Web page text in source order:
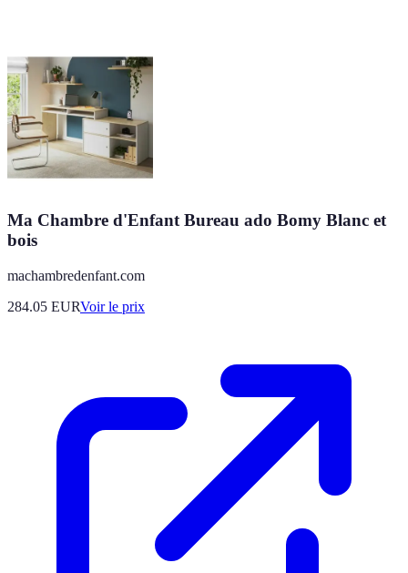
Ma Chambre d'Enfant Bureau ado Bomy Blanc et
bois
machambredenfant.com
284.05 EURVoir le prix